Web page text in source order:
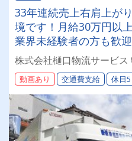
33年連続売上右肩上が
境です！月給30万円以
業界未経験者の方も歓
株式会社樋口物流サービ
動画あり 交通費支給 休日